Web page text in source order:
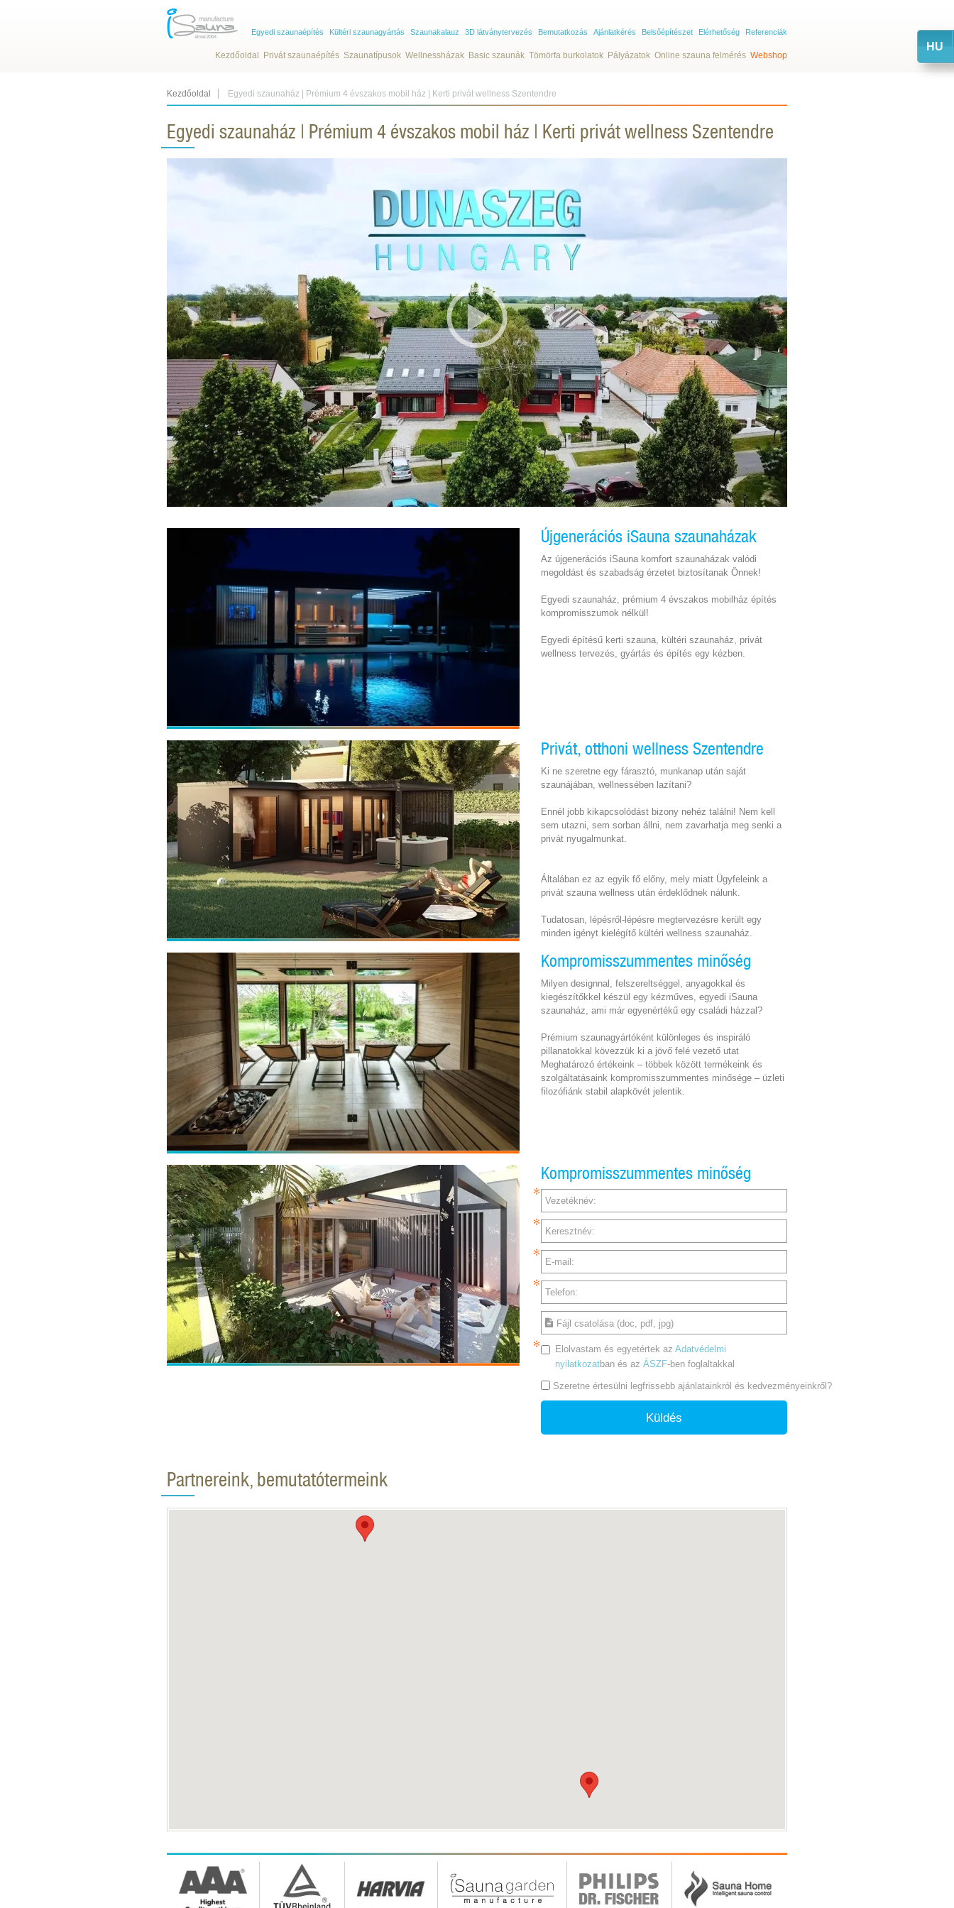
Egyedi szaunaépítés Kültéri szaunagyártás Szaunakalauz 3D látványtervezés Bemutatkozás Ajánlatkérés Belsőépítészet Elérhetőség Referenciák
Kezdőoldal Privát szaunaépítés Szaunatípusok Wellnessházak Basic szaunák Tömörfa burkolatok Pályázatok Online szauna felmérés Webshop
Kezdőoldal Egyedi szaunaház | Prémium 4 évszakos mobil ház | Kerti privát wellness Szentendre
Egyedi szaunaház | Prémium 4 évszakos mobil ház | Kerti privát wellness Szentendre
Újgenerációs iSauna szaunaházak
Az újgenerációs iSauna komfort szaunaházak valódi
megoldást és szabadság érzetet biztosítanak Önnek!
Egyedi szaunaház, prémium 4 évszakos mobilház építés
kompromisszumok nélkül!
Egyedi építésű kerti szauna, kültéri szaunaház, privát
wellness tervezés, gyártás és építés egy kézben.
Privát, otthoni wellness Szentendre
Ki ne szeretne egy fárasztó, munkanap után saját
szaunájában, wellnessében lazítani?
Ennél jobb kikapcsolódást bizony nehéz találni! Nem kell
sem utazni, sem sorban állni, nem zavarhatja meg senki a
privát nyugalmunkat.
Általában ez az egyik fő előny, mely miatt Ügyfeleink a
privát szauna wellness után érdeklődnek nálunk.
Tudatosan, lépésről-lépésre megtervezésre került egy
minden igényt kielégítő kültéri wellness szaunaház.
Kompromisszummentes minőség
Milyen designnal, felszereltséggel, anyagokkal és
kiegészítőkkel készül egy kézműves, egyedi iSauna
szaunaház, ami már egyenértékű egy családi házzal?
Prémium szaunagyártóként különleges és inspiráló
pillanatokkal kövezzük ki a jövő felé vezető utat
Meghatározó értékeink – többek között termékeink és
szolgáltatásaink kompromisszummentes minősége – üzleti
filozófiánk stabil alapkövét jelentik.
Kompromisszummentes minőség
Vezetéknév:
Keresztnév:
E-mail:
Telefon:
Fájl csatolása (doc, pdf, jpg)
Elolvastam és egyetértek azAdatvédelmi
nyilatkozatban és azÁSZF-ben foglaltakkal
Szeretne értesülni legfrissebb ajánlatainkról és kedvezményeinkről?
Küldés
Partnereink, bemutatótermeink
HU